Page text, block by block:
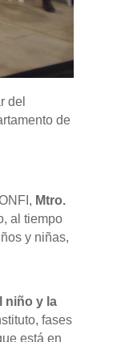
del
de
Mtro.
al tiempo
y niñas,
niño y la
fases
está en